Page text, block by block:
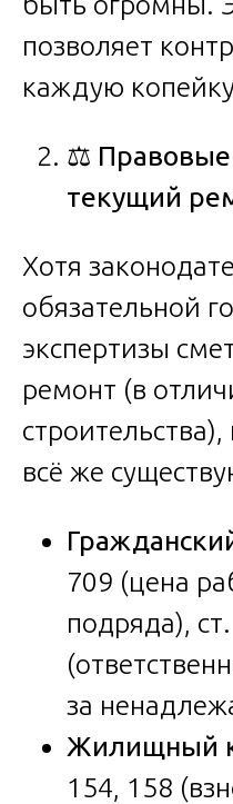
позволяет
каждую
⚖️ Правовые
текущий
Хотя
обязательной
экспертизы
ремонт (в
всё же
709 (цена
подряда),
за
Жилищный
154, 158